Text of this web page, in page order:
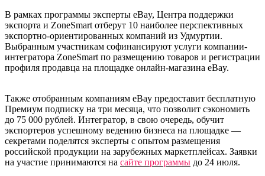
В рамках программы эксперты eBay, Центра поддержки
экспорта и ZoneSmart отберут 10 наиболее перспективных
экспортно-ориентированных компаний из Удмуртии.
Выбранным участникам софинансируют услуги компании-
интегратора ZoneSmart по размещению товаров и регистрации
профиля продавца на площадке онлайн-магазина eBay.
Также отобранным компаниям eBay предоставит бесплатную
Премиум подписку на три месяца, что позволит сэкономить
до 75 000 рублей. Интегратор, в свою очередь, обучит
экспортеров успешному ведению бизнеса на площадке —
секретами поделятся эксперты с опытом размещения
российской продукции на зарубежных маркетплейсах. Заявки
на участие принимаются на сайте программы до 24 июля.